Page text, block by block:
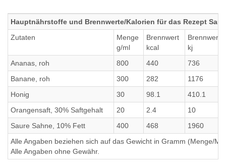
Hauptnährstoffe und Brennwerte/Kalorien für das Rezept
Zutaten
Menge
g/ml
Brennwert
kcal
Brennwert
kj
Ananas, roh
800 440
736
Banane, roh
300 282
1176
Honig
30 98.1
410.1
Orangensaft, 30% Saftgehalt
20 2.4
10
Saure Sahne, 10% Fett
400 468
1960
Alle Angaben beziehen sich auf das Gewicht in Gramm (Menge/
Alle Angaben ohne Gewähr.